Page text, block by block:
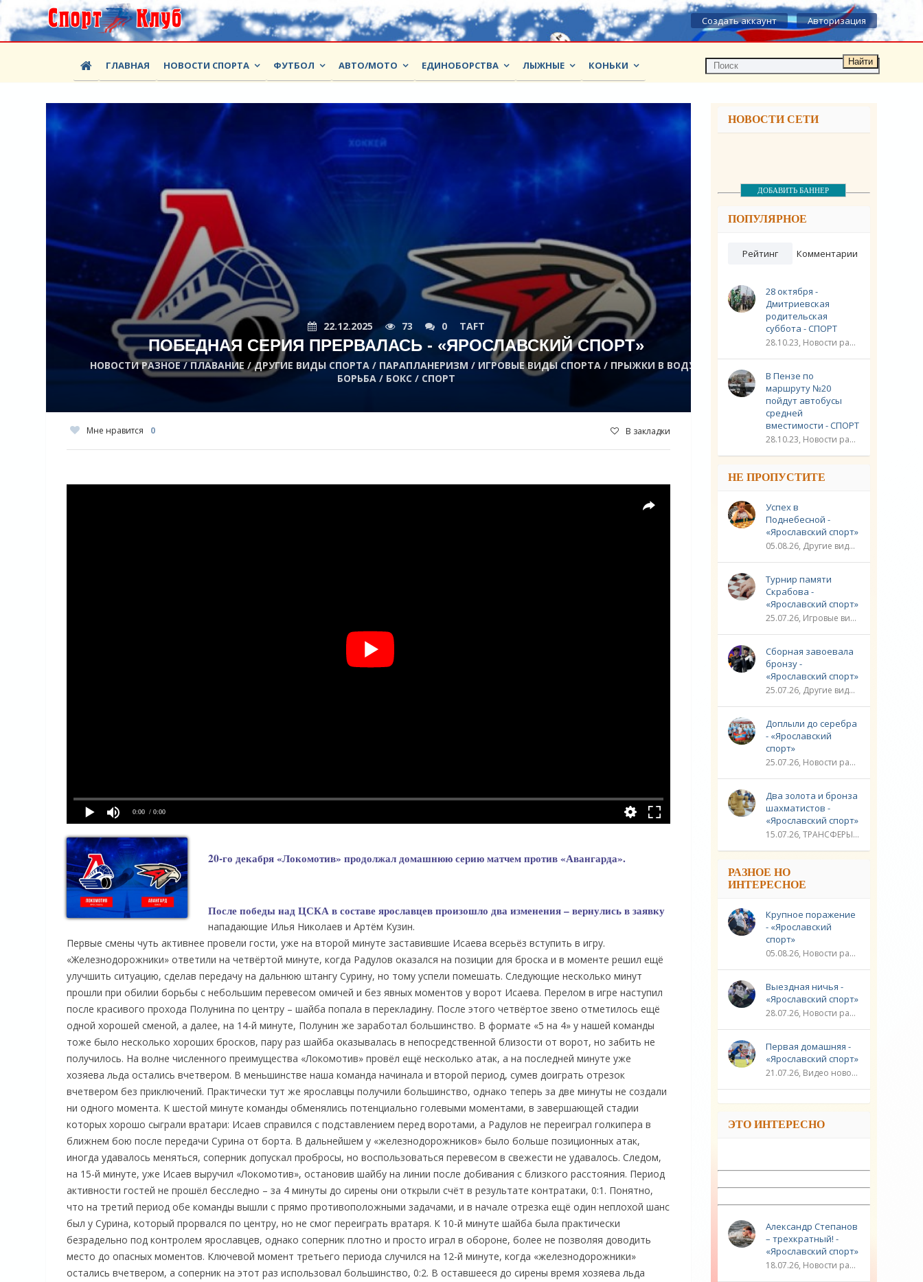
Создать аккаунт Авторизация
ГЛАВНАЯ НОВОСТИ СПОРТА ФУТБОЛ АВТО/МОТО ЕДИНОБОРСТВА ЛЫЖНЫЕ КОНЬКИ Найти
22.12.2025 73 0 TAFT
ПОБЕДНАЯ СЕРИЯ ПРЕРВАЛАСЬ - «ЯРОСЛАВСКИЙ СПОРТ»
НОВОСТИ РАЗНОЕ / ПЛАВАНИЕ / ДРУГИЕ ВИДЫ СПОРТА / ПАРАПЛАНЕРИЗМ / ИГРОВЫЕ ВИДЫ СПОРТА / ПРЫЖКИ В ВОДУ /
БОРЬБА / БОКС / СПОРТ
Мне нравится 0 В закладки
0:00 / 0:00
20-го декабря «Локомотив» продолжал домашнюю серию матчем против «Авангарда».
После победы над ЦСКА в составе ярославцев произошло два изменения – вернулись в заявку
нападающие Илья Николаев и Артём Кузин.
Первые смены чуть активнее провели гости, уже на второй минуте заставившие Исаева всерьёз вступить в игру.
«Железнодорожники» ответили на четвёртой минуте, когда Радулов оказался на позиции для броска и в моменте решил ещё
улучшить ситуацию, сделав передачу на дальнюю штангу Сурину, но тому успели помешать. Следующие несколько минут
прошли при обилии борьбы с небольшим перевесом омичей и без явных моментов у ворот Исаева. Перелом в игре наступил
после красивого прохода Полунина по центру – шайба попала в перекладину. После этого четвёртое звено отметилось ещё
одной хорошей сменой, а далее, на 14-й минуте, Полунин же заработал большинство. В формате «5 на 4» у нашей команды
тоже было несколько хороших бросков, пару раз шайба оказывалась в непосредственной близости от ворот, но забить не
получилось. На волне численного преимущества «Локомотив» провёл ещё несколько атак, а на последней минуте уже
хозяева льда остались вчетвером. В меньшинстве наша команда начинала и второй период, сумев доиграть отрезок
вчетвером без приключений. Практически тут же ярославцы получили большинство, однако теперь за две минуты не создали
ни одного момента. К шестой минуте команды обменялись потенциально голевыми моментами, в завершающей стадии
которых хорошо сыграли вратари: Исаев справился с подставлением перед воротами, а Радулов не переиграл голкипера в
ближнем бою после передачи Сурина от борта. В дальнейшем у «железнодорожников» было больше позиционных атак,
иногда удавалось меняться, соперник допускал пробросы, но воспользоваться перевесом в свежести не удавалось. Следом,
на 15-й минуте, уже Исаев выручил «Локомотив», остановив шайбу на линии после добивания с близкого расстояния. Период
активности гостей не прошёл бесследно – за 4 минуты до сирены они открыли счёт в результате контратаки, 0:1. Понятно,
что на третий период обе команды вышли с прямо противоположными задачами, и в начале отрезка ещё один неплохой шанс
был у Сурина, который прорвался по центру, но не смог переиграть вратаря. К 10-й минуте шайба была практически
безрадельно под контролем ярославцев, однако соперник плотно и просто играл в обороне, более не позволяя доводить
место до опасных моментов. Ключевой момент третьего периода случился на 12-й минуте, когда «железнодорожники»
остались вчетвером, а соперник на этот раз использовал большинство, 0:2. В оставшееся до сирены время хозяева льда
НОВОСТИ СЕТИ
ДОБАВИТЬ БАННЕР
ПОПУЛЯРНОЕ
Рейтинг Комментарии
28 октября -
Дмитриевская
родительская
суббота - СПОРТ
28.10.23, Новости разное / Плавание / Спорт
В Пензе по
маршруту №20
пойдут автобусы
средней
вместимости - СПОРТ
28.10.23, Новости разное / Другие виды спорта / Видео новости / Плавание / Спорт
НЕ ПРОПУСТИТЕ
Успех в
Поднебесной -
«Ярославский спорт»
05.08.26, Другие виды спорта / Шахматы / Новости разное / Спорт
Турнир памяти
Скрабова -
«Ярославский спорт»
25.07.26, Игровые виды спорта / Другие виды спорта / Плавание / ТРАНСФЕРЫ / Видео новости / Спорт
Сборная завоевала
бронзу -
«Ярославский спорт»
25.07.26, Другие виды спорта / Стрельба / Плавание / ЛИГА ЧЕМПИОНОВ / Спорт / Видео новости
Доплыли до серебра
- «Ярославский
спорт»
25.07.26, Новости разное / Гребля / Многоборье / Плавание / Другие виды спорта / Водные виды спорта / Видео новости / Спорт
Два золота и бронза
шахматистов -
«Ярославский спорт»
15.07.26, ТРАНСФЕРЫ / Новости разное / Другие виды спорта / Видео новости / Спорт
РАЗНОЕ НО
ИНТЕРЕСНОЕ
Крупное поражение
- «Ярославский
спорт»
05.08.26, Новости разное / Плавание / ФУТБОЛ / ЛИГА ЧЕМПИОНОВ / Видео новости / Игровые виды спорта / Спорт
Выездная ничья -
«Ярославский спорт»
28.07.26, Новости разное / ЛИГА ЧЕМПИОНОВ / ФУТБОЛ / Плавание / ГОЛЬФ / Игровые виды спорта / Видео новости / Спорт
Первая домашняя -
«Ярославский спорт»
21.07.26, Видео новости / ЛИГА ЧЕМПИОНОВ / ФУТБОЛ / Плавание / Новости разное / Игровые виды спорта / Спорт
ЭТО ИНТЕРЕСНО
Александр Степанов
– трехкратный! -
«Ярославский спорт»
18.07.26, Новости разное / ТРАНСФЕРЫ / Плавание / ОЛИМПИЙСКИЕ ИГРЫ / Водные виды спорта / Видео новости / Спорт